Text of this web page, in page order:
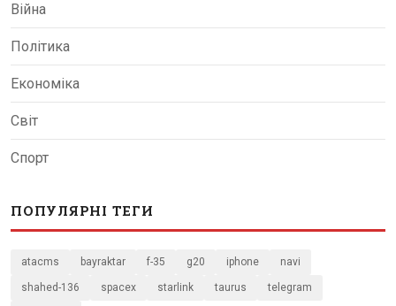
Війна
Політика
Економіка
Світ
Спорт
ПОПУЛЯРНІ ТЕГИ
atacms bayraktar f-35 g20 iphone navi
shahed-136 spacex starlink taurus telegram